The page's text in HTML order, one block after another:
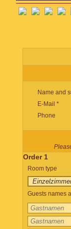
Name and
E-Mail *
Phone
Order 1
Room type
Guests names